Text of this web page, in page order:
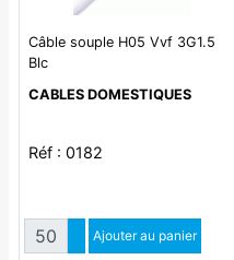
Câble souple H05 Vvf 3G1.5
Blc
CABLES DOMESTIQUES
Réf : 0182
QuantitéAugmenter quantité
Diminuer quantité
Ajouter au panier